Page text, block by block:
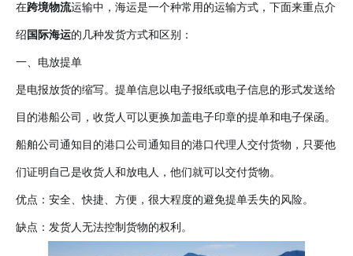
在跨境物流运输中，海运是一个种常用的运输方式，下面来重点介
绍 国际海运的几种发货方式和区别：
一、电放提单
是电报放货的缩写。提单信息以电子报纸或电子信息的形式发送给
目的港船公司，收货人可以更换加盖电子印章的提单和电子保函。
船舶公司通知目的港口公司通知目的港口代理人交付货物，只要他
们证明自己是收货人和放电人，他们就可以交付货物。
优点：安全、快捷、方便，很大程度的避免提单丢失的风险。
缺点：发货人无法控制货物的权利。